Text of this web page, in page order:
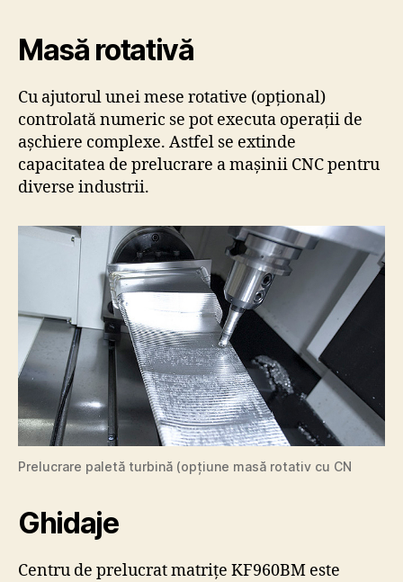
Masă rotativă
Cu ajutorul unei mese rotative (opțional)
controlată numeric se pot executa operații de
așchiere complexe. Astfel se extinde
capacitatea de prelucrare a mașinii CNC pentru
diverse industrii.
Prelucrare paletă turbină (opțiune masă rotativ cu CN
Ghidaje
Centru de prelucrat matrițe KF960BM este